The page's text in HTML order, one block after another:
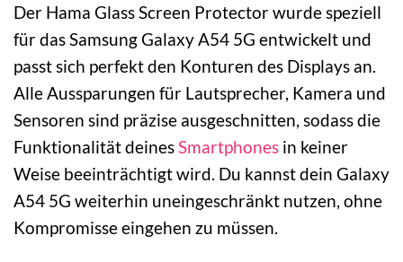
Der Hama Glass Screen Protector wurde speziell
für das Samsung Galaxy A54 5G entwickelt und
passt sich perfekt den Konturen des Displays an.
Alle Aussparungen für Lautsprecher, Kamera und
Sensoren sind präzise ausgeschnitten, sodass die
Funktionalität deinesSmartphones in keiner
Weise beeinträchtigt wird. Du kannst dein Galaxy
A54 5G weiterhin uneingeschränkt nutzen, ohne
Kompromisse eingehen zu müssen.